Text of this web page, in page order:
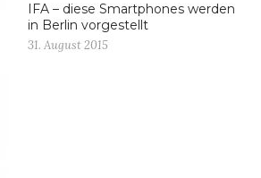
IFA – diese Smartphones werden
in Berlin vorgestellt
31. August 2015